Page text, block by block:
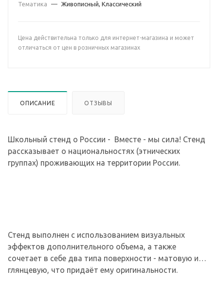
Тематика
— Живописный, Классический
Цена действительна только для интернет-магазина и может
отличаться от цен в розничных магазинах
ОПИСАНИЕ ОТЗЫВЫ
Школьный стенд о России - Вместе - мы сила! Стенд
рассказывает о национальностях (этнических
группах) проживающих на территории России.
Стенд выполнен с использованием визуальных
эффектов дополнительного объема, а также
сочетает в себе два типа поверхности - матовую и
глянцевую, что придаёт ему оригинальности.